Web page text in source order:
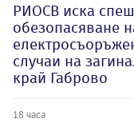
РИОСВ иска
обезопасяване
случаи на
край Габрово
18 часа